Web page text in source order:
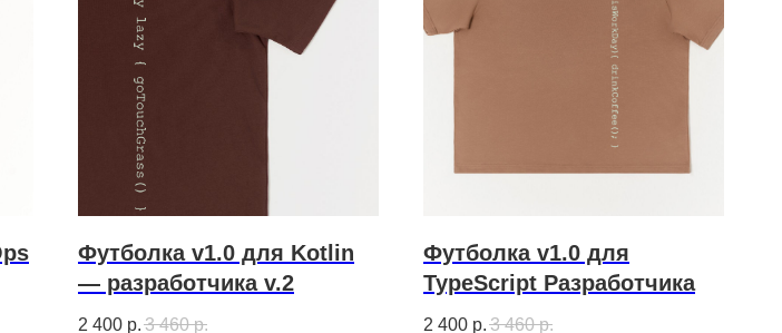
Футболка v1.0 для Kotlin
— разработчика v.2
2 400 р. 3 460 р.
Футболка v1.0 для
TypeScript Разработчика
2 400 р. 3 460 р.